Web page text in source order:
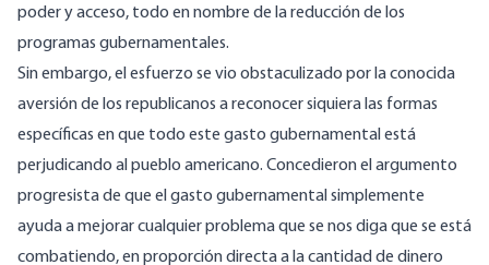
poder y acceso, todo en nombre de la reducción de los
programas gubernamentales.
Sin embargo, el esfuerzo se vio obstaculizado por la conocida
aversión de los republicanos a reconocer siquiera las formas
específicas en que todo este gasto gubernamental está
perjudicando al pueblo americano. Concedieron el argumento
progresista de que el gasto gubernamental simplemente
ayuda a mejorar cualquier problema que se nos diga que se está
combatiendo, en proporción directa a la cantidad de dinero